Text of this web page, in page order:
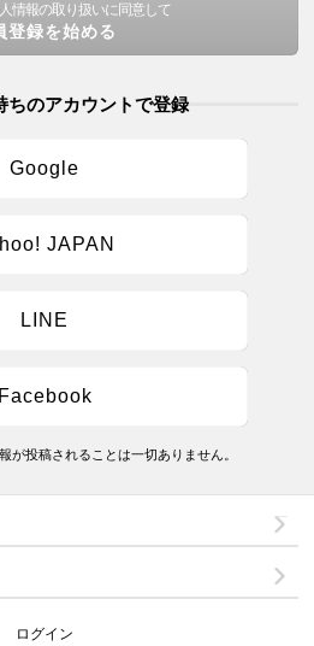
情報の取り扱いに同意して
登録を始める
ちのアカウントで登録
Google
JAPAN
LINE
Facebook
が投稿されることは一切ありません。
ログイン